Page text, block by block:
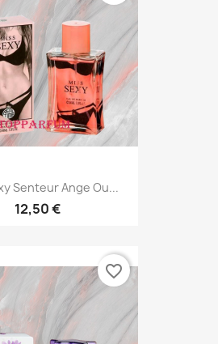
Senteur Ange Ou...
12,50 €
favorite_border